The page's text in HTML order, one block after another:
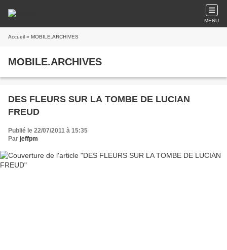
MENU
Accueil » MOBILE.ARCHIVES
MOBILE.ARCHIVES
DES FLEURS SUR LA TOMBE DE LUCIAN
FREUD
Publié le 22/07/2011 à 15:35
Par jeffpm